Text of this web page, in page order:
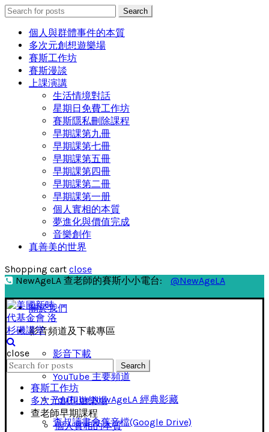
Search
for:
Search
個人與群體事件的本質
多次元創想遊樂場
賽斯工作坊
賽斯漫談
上課演講
生活情境對話
星期日免費工作坊
賽斯隱私刪除課程
早期課第九冊
早期課第七冊
早期課第五冊
早期課第四冊
早期課第二冊
早期課第一册
個人實相的本質
夢進化與價值完成
音樂創作
真善美的世界
Shopping cart close
NewAgeLA 查老師的賽斯小小電台:
@NewAgeLA
關於我們
影音頻道及下載專區
影音下載
YouTube 主要頻道
YouTube NewAgeLA 經典影藏
查叔讀書會舊音檔(Google Drive)
close
Search
for:
Search
賽斯工作坊
多次元創想遊樂場
查老師早期課程
個人實相的本質